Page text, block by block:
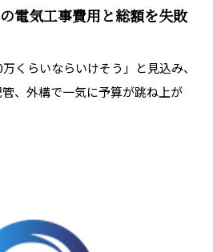
電気工事費用と総額を失敗
くらいならいけそう」と見込み、
、外構で一気に予算が跳ね上が